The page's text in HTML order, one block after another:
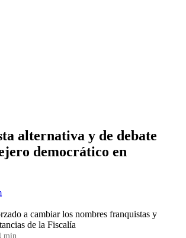
alternativa y de debate
democrático en
a cambiar los nombres franquistas y
de la Fiscalía
min